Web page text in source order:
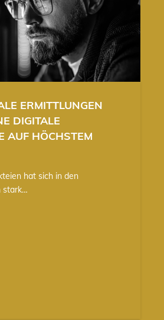
ERMITTLUNGEN
DIGITALE
AUF HÖCHSTEM
hat sich in den
stark…